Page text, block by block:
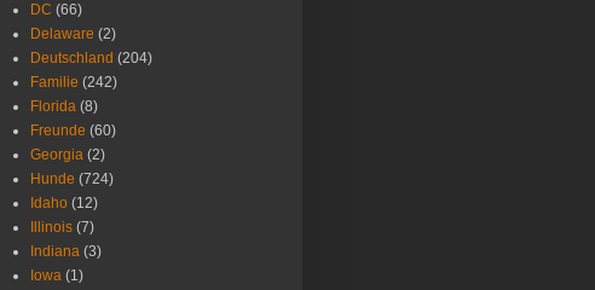
DC (66)
Delaware (2)
Deutschland (204)
Familie (242)
Florida (8)
Freunde (60)
Georgia (2)
Hunde (724)
Idaho (12)
Illinois (7)
Indiana (3)
Iowa (1)